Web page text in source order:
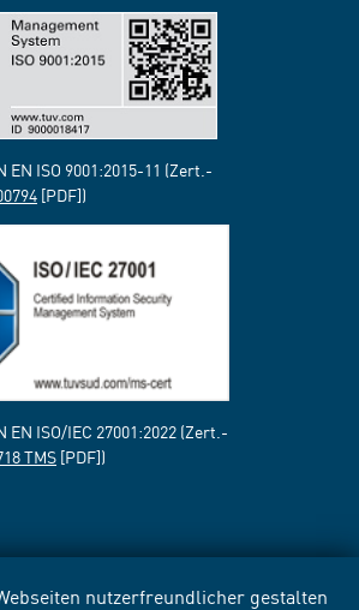
nutzerfreundlicher gestalten
ISO 9001:2015-11 (Zert.-
[PDF])
ISO/IEC 27001:2022 (Zert.-
TMS[PDF])